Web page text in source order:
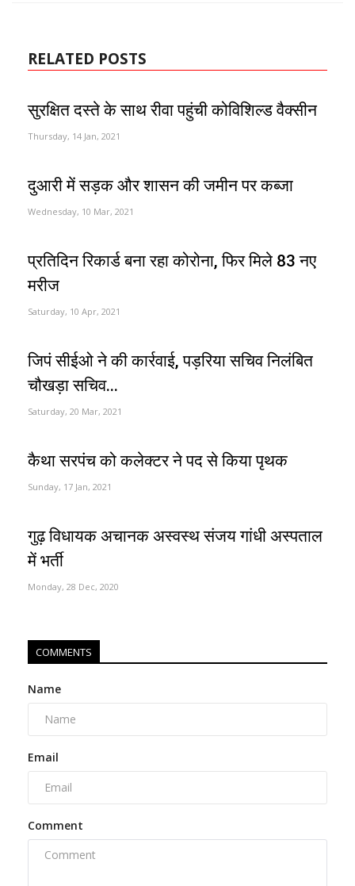
RELATED POSTS
सुरक्षित दस्ते के साथ रीवा पहुंची कोविशिल्ड वैक्सीन
Thursday, 14 Jan, 2021
दुआरी में सड़क और शासन की जमीन पर कब्जा
Wednesday, 10 Mar, 2021
प्रतिदिन रिकार्ड बना रहा कोरोना, फिर मिले 83 नए
मरीज
Saturday, 10 Apr, 2021
जिपं सीईओ ने की कार्रवाई, पड़रिया सचिव निलंबित
चौखड़ा सचिव...
Saturday, 20 Mar, 2021
कैथा सरपंच को कलेक्टर ने पद से किया पृथक
Sunday, 17 Jan, 2021
गुढ़ विधायक अचानक अस्वस्थ संजय गांधी अस्पताल
में भर्ती
Monday, 28 Dec, 2020
COMMENTS
Name
Email
Comment